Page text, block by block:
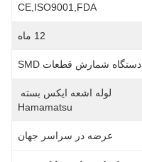
CE,ISO9001,FDA
12 ماه
دستگاه شمارش قطعات SMD
Hamamatsu
عرضه در سراسر جهان